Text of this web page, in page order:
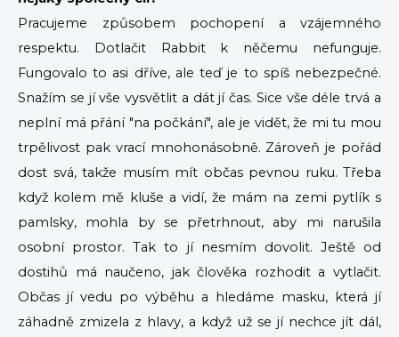
Pracujeme způsobem pochopení a vzájemného
respektu. Dotlačit Rabbit k něčemu nefunguje.
Fungovalo to asi dříve, ale teď je to spíš nebezpečné.
Snažím se jí vše vysvětlit a dát jí čas. Sice vše déle trvá a
neplní má přání "na počkání", ale je vidět, že mi tu mou
trpělivost pak vrací mnohonásobně. Zároveň je pořád
dost svá, takže musím mít občas pevnou ruku. Třeba
když kolem mě kluše a vidí, že mám na zemi pytlík s
pamlsky, mohla by se přetrhnout, aby mi narušila
osobní prostor. Tak to jí nesmím dovolit. Ještě od
dostihů má naučeno, jak člověka rozhodit a vytlačit.
Občas jí vedu po výběhu a hledáme masku, která jí
záhadně zmizela z hlavy, a když už se jí nechce jít dál,